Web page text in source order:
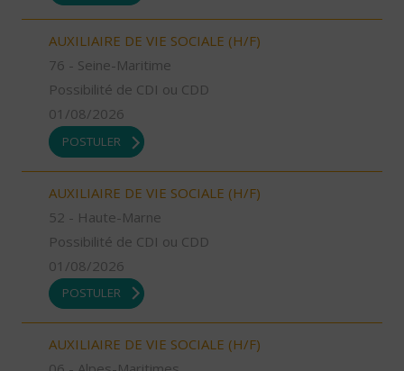
AUXILIAIRE DE VIE SOCIALE (H/F)
76 - Seine-Maritime
Possibilité de CDI ou CDD
01/08/2026
POSTULER
AUXILIAIRE DE VIE SOCIALE (H/F)
52 - Haute-Marne
Possibilité de CDI ou CDD
01/08/2026
POSTULER
AUXILIAIRE DE VIE SOCIALE (H/F)